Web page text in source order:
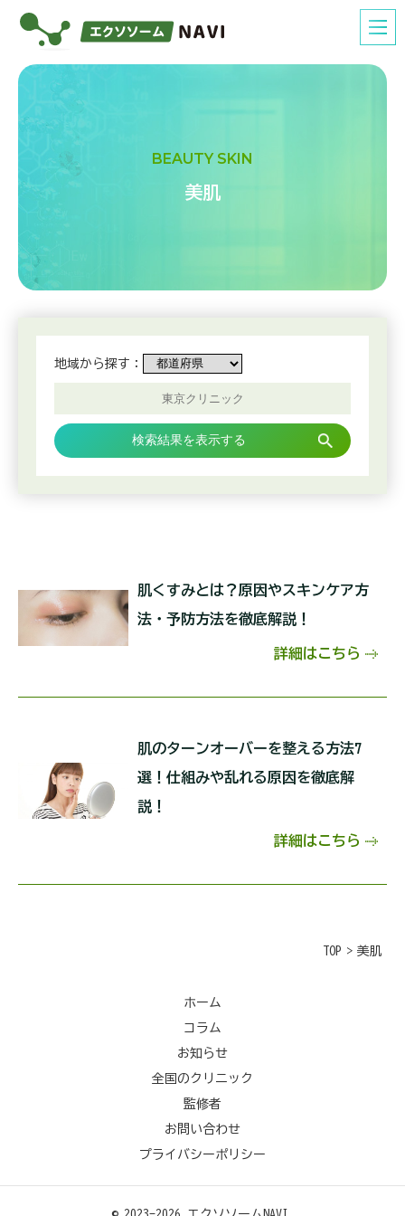
BEAUTY SKIN
美肌
地域から探す：
検索結果を表示する
肌くすみとは？原因やスキンケア方
法・予防方法を徹底解説！
詳細はこちら
肌のターンオーバーを整える方法7
選！仕組みや乱れる原因を徹底解
説！
詳細はこちら
TOP > 美肌
ホーム
コラム
お知らせ
全国のクリニック
監修者
お問い合わせ
プライバシーポリシー